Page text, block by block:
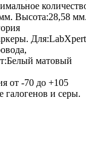
Высота:28,58
матовый
от -70 до +105
галогенов и серы.